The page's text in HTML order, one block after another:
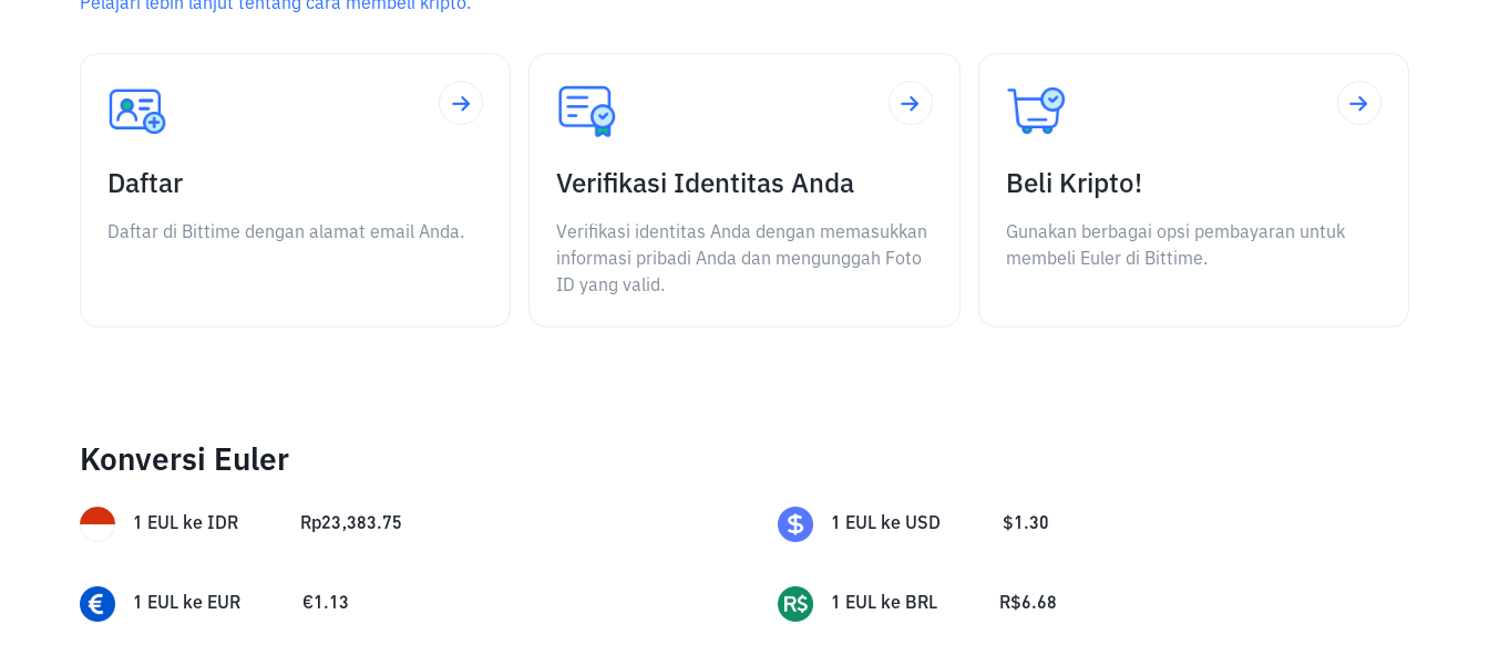
Pelajari lebih lanjut tentang cara membeli kripto.
Daftar
Daftar di Bittime dengan alamat email Anda.
Verifikasi Identitas Anda
Verifikasi identitas Anda dengan memasukkan
informasi pribadi Anda dan mengunggah Foto
ID yang valid.
Beli Kripto!
Gunakan berbagai opsi pembayaran untuk
membeli Euler di Bittime.
Konversi Euler
1 EUL ke IDR Rp23,383.75 1 EUL ke USD $1.30
1 EUL ke EUR €1.13 1 EUL ke BRL R$6.68